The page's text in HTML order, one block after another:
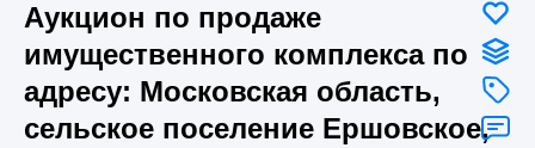
Аукцион по продаже
имущественного комплекса по
адресу: Московская область,
сельское поселение Ершовское,